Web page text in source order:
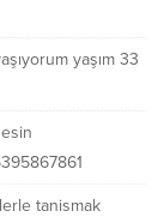
yaşım 33
tanismak